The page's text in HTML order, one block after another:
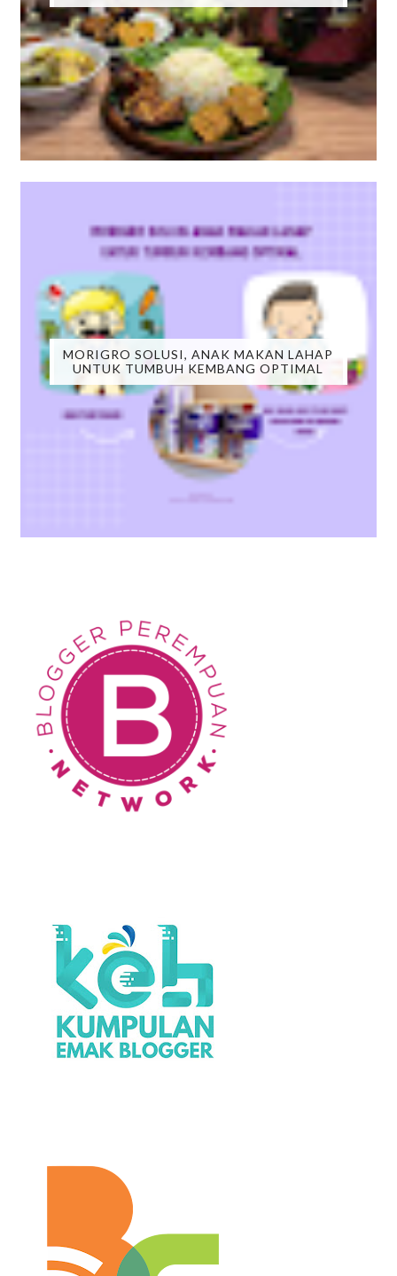
MORIGRO SOLUSI, ANAK MAKAN LAHAP
UNTUK TUMBUH KEMBANG OPTIMAL